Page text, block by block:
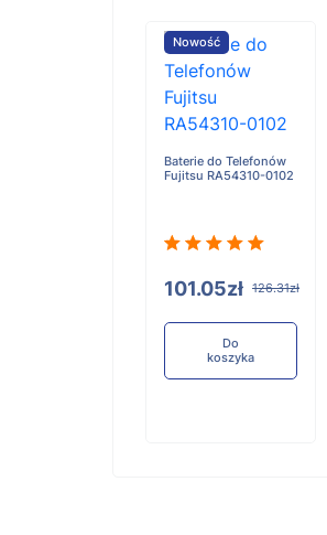
Nowość
Baterie do Telefonów
Fujitsu RA54310-0102
101.05zł 126.31zł
Do
koszyka